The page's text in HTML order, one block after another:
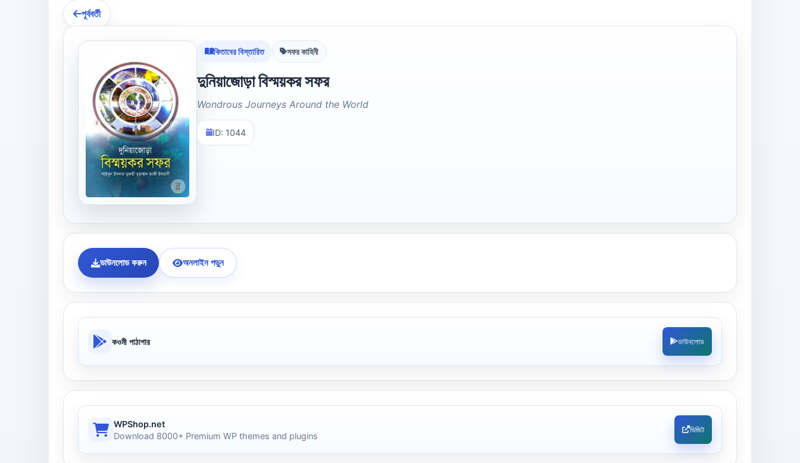
পূর্ববর্তী
কিতাবের বিস্তারিত সফর কাহিনী
দুনিয়াজোড়া বিস্ময়কর সফর
Wondrous Journeys Around the World
ID: 1044
ডাউনলোড করুন অনলাইন পড়ুন
কওমী পাঠাগার ডাউনলোড
WPShop.net
Download 8000+ Premium WP themes and plugins
ভিজিট